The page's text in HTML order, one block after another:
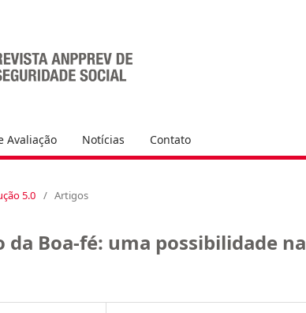
Avaliação Notícias Contato
5.0 / Artigos
Boa-fé: uma possibilidade na